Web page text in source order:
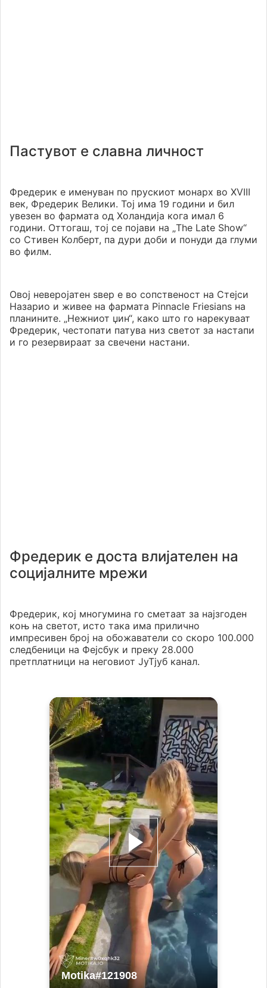
Пастувот е славна личност
Фредерик е именуван по прускиот монарх во XVIII
век, Фредерик Велики. Тој има 19 години и бил
увезен во фармата од Холандија кога имал 6
години. Оттогаш, тој се појави на „The Late Show“
со Стивен Колберт, па дури доби и понуди да глуми
во филм.
Овој неверојатен ѕвер е во сопственост на Стејси
Назарио и живее на фармата Pinnacle Friesians на
планините. „Нежниот џин“, како што го нарекуваат
Фредерик, честопати патува низ светот за настапи
и го резервираат за свечени настани.
Фредерик е доста влијателен на
социјалните мрежи
Фредерик, кој многумина го сметаат за најзгоден
коњ на светот, исто така има прилично
импресивен број на обожаватели со скоро 100.000
следбеници на Фејсбук и преку 28.000
претплатници на неговиот ЈуТјуб канал.